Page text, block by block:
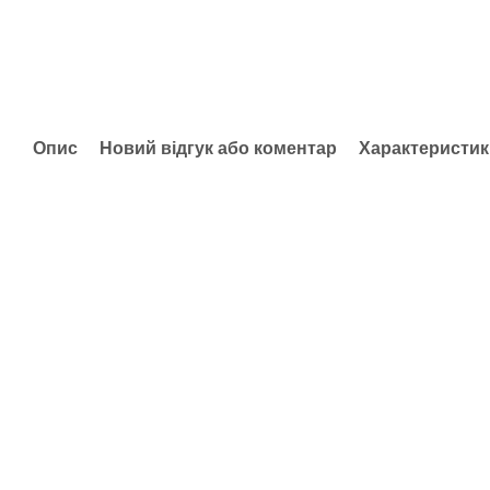
Опис Новий відгук або коментар